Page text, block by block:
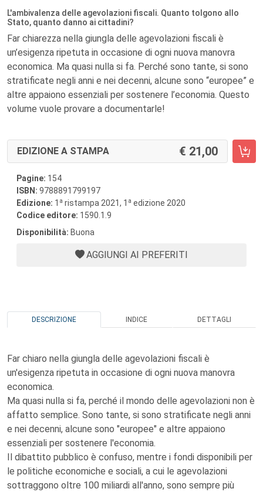
L'ambivalenza delle agevolazioni fiscali. Quanto tolgono allo
Stato, quanto danno ai cittadini?
Far chiarezza nella giungla delle agevolazioni fiscali è
un’esigenza ripetuta in occasione di ogni nuova manovra
economica. Ma quasi nulla si fa. Perché sono tante, si sono
stratificate negli anni e nei decenni, alcune sono “europee” e
altre appaiono essenziali per sostenere l’economia. Questo
volume vuole provare a documentarle!
EDIZIONE A STAMPA 21,00
Pagine: 154
ISBN: 9788891799197
Edizione: 1 a ristampa 2021, 1 a edizione 2020
Codice editore: 1590.1.9
Disponibilità: Buona
AGGIUNGI AI PREFERITI
DESCRIZIONE INDICE DETTAGLI
Far chiaro nella giungla delle agevolazioni fiscali è
un'esigenza ripetuta in occasione di ogni nuova manovra
economica.
Ma quasi nulla si fa, perché il mondo delle agevolazioni non è
affatto semplice. Sono tante, si sono stratificate negli anni
e nei decenni, alcune sono "europee" e altre appaiono
essenziali per sostenere l'economia.
Il dibattito pubblico è confuso, mentre i fondi disponibili per
le politiche economiche e sociali, a cui le agevolazioni
sottraggono oltre 100 miliardi all'anno, sono sempre più